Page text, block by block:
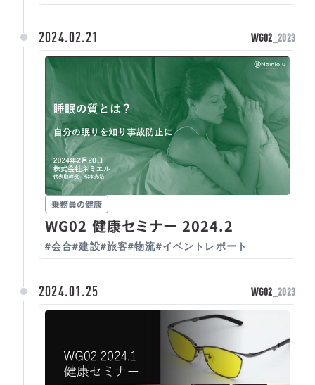
2024.02.21 WG02 _2023
乗務員の健康
WG02 健康セミナー 2024.2
#会合#建設#旅客#物流#イベントレポート
2024.01.25 WG02 _2023